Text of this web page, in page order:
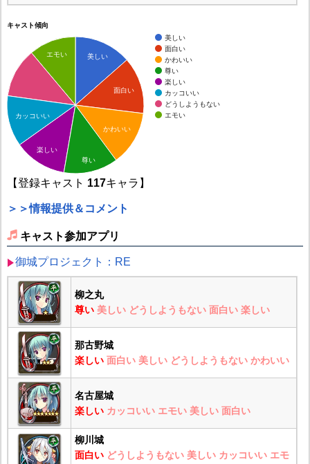
キャスト傾向
美しい
面白い
かわいい
尊い
楽しい
カッコいい
どうしようもない
エモい
美しい
面白い
かわいい
エモい
カッコいい
楽しい
尊い
【登録キャスト 117キャラ】
＞＞情報提供＆コメント
キャスト参加アプリ
御城プロジェクト：RE
柳之丸
尊い 美しい どうしようもない 面白い 楽しい
那古野城
楽しい 面白い 美しい どうしようもない かわいい
名古屋城
楽しい カッコいい エモい 美しい 面白い
柳川城
面白い どうしようもない 美しい カッコいい エモ